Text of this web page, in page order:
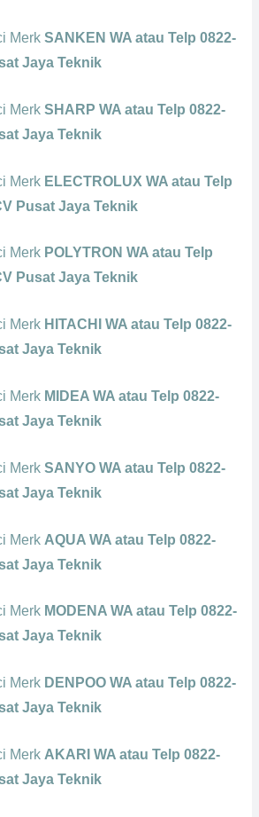
Merk SANKEN WA atau Telp 0822-
Jaya Teknik
Merk SHARP WA atau Telp 0822-
Jaya Teknik
Merk ELECTROLUX WA atau Telp
Pusat Jaya Teknik
Merk POLYTRON WA atau Telp
Pusat Jaya Teknik
Merk HITACHI WA atau Telp 0822-
Jaya Teknik
Merk MIDEA WA atau Telp 0822-
Jaya Teknik
Merk SANYO WA atau Telp 0822-
Jaya Teknik
Merk AQUA WA atau Telp 0822-
Jaya Teknik
Merk MODENA WA atau Telp 0822-
Jaya Teknik
Merk DENPOO WA atau Telp 0822-
Jaya Teknik
Merk AKARI WA atau Telp 0822-
Jaya Teknik